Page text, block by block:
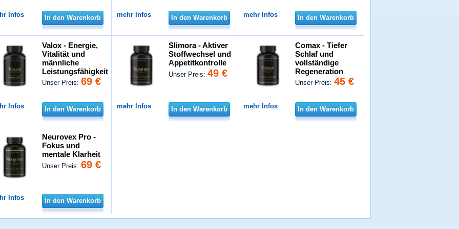
Infos In den Warenkorb mehr Infos In den Warenkorb mehr Infos In den Warenkorb
Valox - Energie,
Vitalität und
männliche
Leistungsfähigkeit
Unser Preis:69 €
Infos In den Warenkorb
Slimora - Aktiver
Stoffwechsel und
Appetitkontrolle
Unser Preis:49 €
mehr Infos In den Warenkorb
Comax - Tiefer
Schlaf und
vollständige
Regeneration
Unser Preis:45 €
mehr Infos In den Warenkorb
Neurovex Pro -
Fokus und
mentale Klarheit
Unser Preis:69 €
Infos In den Warenkorb